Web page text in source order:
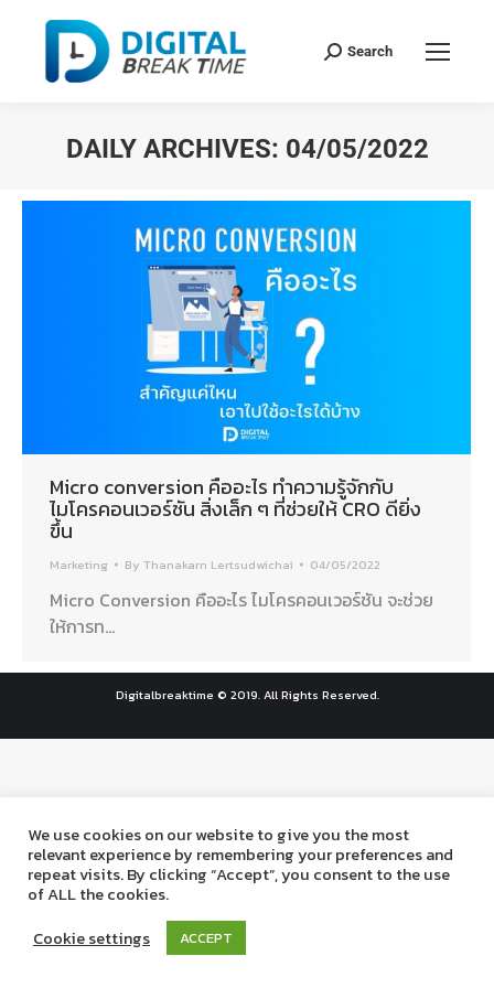
Search
DAILY ARCHIVES: 04/05/2022
Micro conversion คืออะไร ทำความรู้จักกับ
ไมโครคอนเวอร์ชัน สิ่งเล็ก ๆ ที่ช่วยให้ CRO ดียิ่ง
ขึ้น
Marketing By Thanakarn Lertsudwichai 04/05/2022
Micro Conversion คืออะไร ไมโครคอนเวอร์ชัน จะช่วย
ให้การท…
Digitalbreaktime © 2019. All Rights Reserved.
We use cookies on our website to give you the most
relevant experience by remembering your preferences and
repeat visits. By clicking “Accept”, you consent to the use
of ALL the cookies.
Cookie settings
ACCEPT